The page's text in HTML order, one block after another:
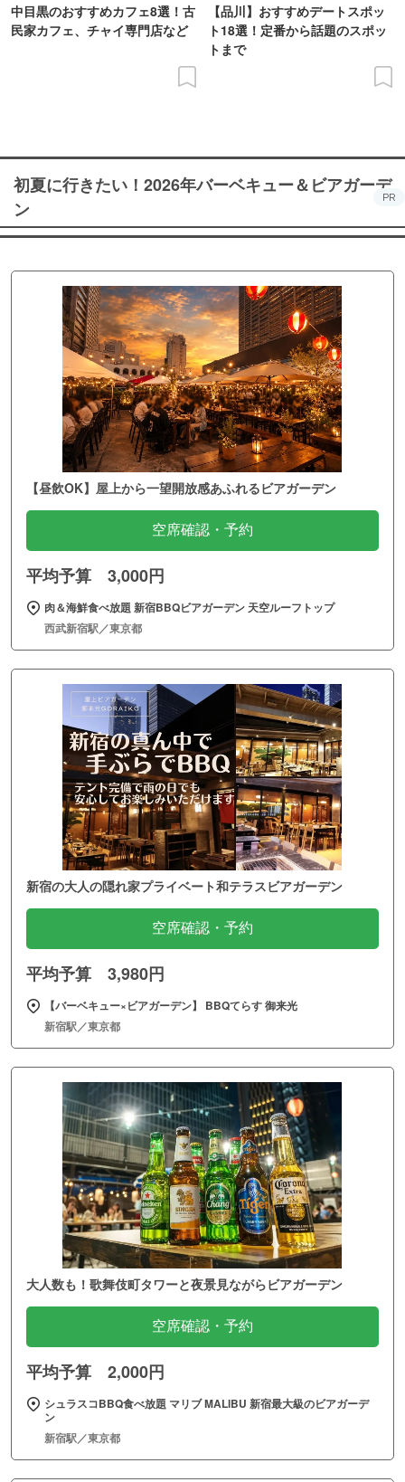
中目黒のおすすめカフェ8選！古
民家カフェ、チャイ専門店など
【品川】おすすめデートスポッ
ト18選！定番から話題のスポッ
トまで
初夏に行きたい！2026年バーベキュー＆ビアガーデ
ン
PR
【昼飲OK】屋上から一望開放感あふれるビアガーデン
空席確認・予約
平均予算 3,000円
肉＆海鮮食べ放題 新宿BBQビアガーデン 天空ルーフトップ
西武新宿駅／東京都
新宿の大人の隠れ家プライベート和テラスビアガーデン
空席確認・予約
平均予算 3,980円
【バーベキュー×ビアガーデン】 BBQてらす 御来光
新宿駅／東京都
大人数も！歌舞伎町タワーと夜景見ながらビアガーデン
空席確認・予約
平均予算 2,000円
シュラスコBBQ食べ放題 マリブ MALIBU 新宿最大級のビアガーデ
ン
新宿駅／東京都